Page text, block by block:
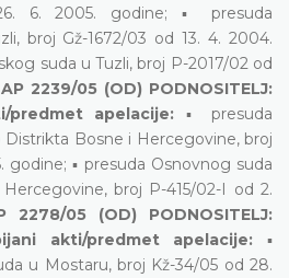
6. 2005. godine; ▪ presuda
broj Gž-1672/03 od 13. 4. 2004.
suda u Tuzli, broj P-2017/02 od
2239/05 (OD) PODNOSITELJ:
predmet apelacije: ▪ presuda
Bosne i Hercegovine, broj
godine; ▪ presuda Osnovnog suda
broj P-415/02-I od 2.
2278/05 (OD) PODNOSITELJ:
akti/predmet apelacije: ▪
u Mostaru, broj Kž-34/05 od 28.